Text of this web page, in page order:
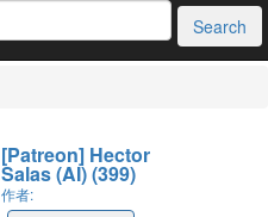
Search
[Patreon] Hector
Salas (AI) (399)
作者: